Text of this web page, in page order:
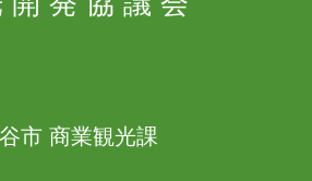
市 商業観光課